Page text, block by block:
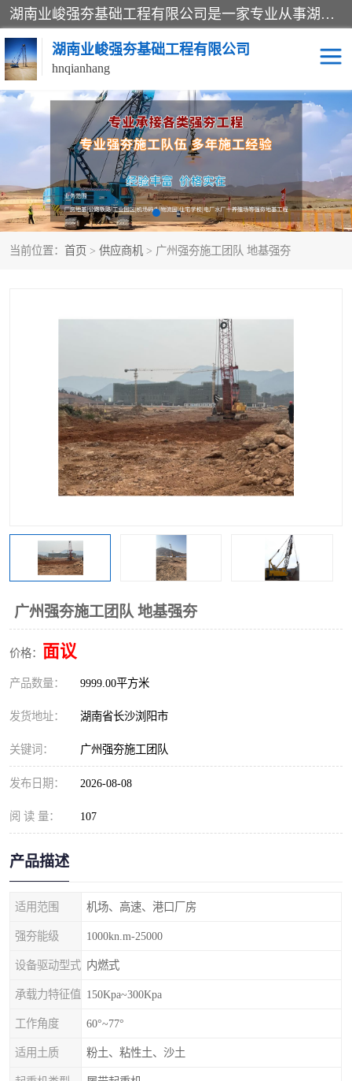
湖南业峻强夯基础工程有限公司是一家专业从事湖南强夯基础工程、强夯机租赁，地基处理的施工单位。业务覆盖：湖南、广东，江西等地。可承接1000KN.m-25000KN.m强夯（置换）工程。公司创始人是国内较早期从事强夯施工的建设者，经过多年的一步一个脚印的发展，在行业内具有较高的度和良好的口碑。
湖南业峻强夯基础工程有限公司
hnqianhang
当前位置： 首页 > 供应商机 > 广州强夯施工团队 地基强夯
广州强夯施工团队 地基强夯
价格： 面议
产品数量： 9999.00平方米
发货地址： 湖南省长沙浏阳市
关键词： 广州强夯施工团队
发布日期： 2026-08-08
阅 读 量： 107
产品描述
适用范围 机场、高速、港口厂房
强夯能级 1000kn.m-25000
设备驱动型式 内燃式
承载力特征值 150Kpa~300Kpa
工作角度 60°~77°
适用土质 粉土、粘性土、沙土
强夯施工案例 强夯机租赁
强夯施工工程 强夯施工队伍
强夯队伍